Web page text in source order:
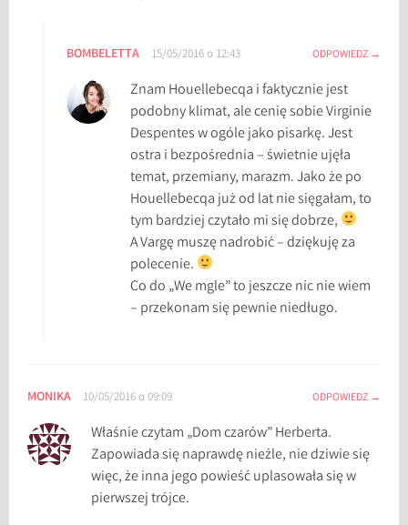
BOMBELETTA 15/05/2016 o 12:43 ODPOWIEDZ
Znam Houellebecqa i faktycznie jest
podobny klimat, ale cenię sobie Virginie
Despentes w ogóle jako pisarkę. Jest
ostra i bezpośrednia – świetnie ujęła
temat, przemiany, marazm. Jako że po
Houellebecqa już od lat nie sięgałam, to
tym bardziej czytało mi się dobrze,
A Vargę muszę nadrobić – dziękuję za
polecenie.
Co do „We mgle” to jeszcze nic nie wiem
– przekonam się pewnie niedługo.
MONIKA 10/05/2016 o 09:09 ODPOWIEDZ
Właśnie czytam „Dom czarów” Herberta.
Zapowiada się naprawdę nieźle, nie dziwie się
więc, że inna jego powieść uplasowała się w
pierwszej trójce.